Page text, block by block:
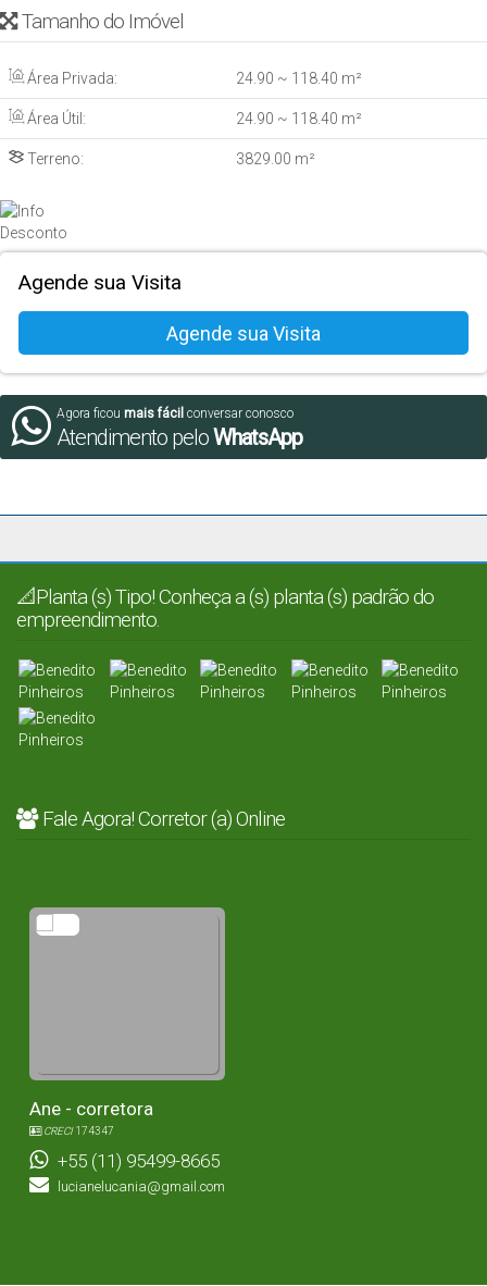
Tamanho do Imóvel
Área Privada: 24.90 ~ 118.40 m²
Área Útil: 24.90 ~ 118.40 m²
Terreno: 3829.00 m²
Agende sua Visita
Agora ficou mais fácil conversar conosco
Atendimento peloWhatsApp
📐Planta (s) Tipo! Conheça a (s) planta (s) padrão do
empreendimento.
Fale Agora! Corretor (a) Online
Ane - corretora
CRECI174347
+55 (11) 95499-8665
lucianelucania@gmail.com